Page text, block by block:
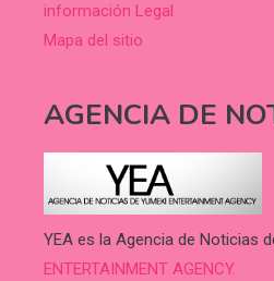
información Legal
Mapa del sitio
AGENCIA DE
YEA es la Agencia de Noticias
ENTERTAINMENT AGENCY.